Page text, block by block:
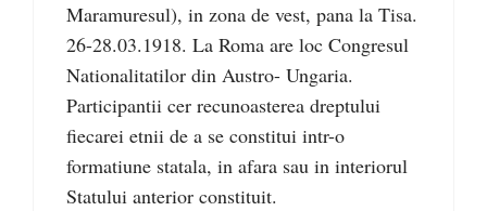
Maramuresul), in zona de vest, pana la Tisa.
26-28.03.1918. La Roma are loc Congresul
Nationalitatilor din Austro- Ungaria.
Participantii cer recunoasterea dreptului
fiecarei etnii de a se constitui intr-o
formatiune statala, in afara sau in interiorul
Statului anterior constituit.